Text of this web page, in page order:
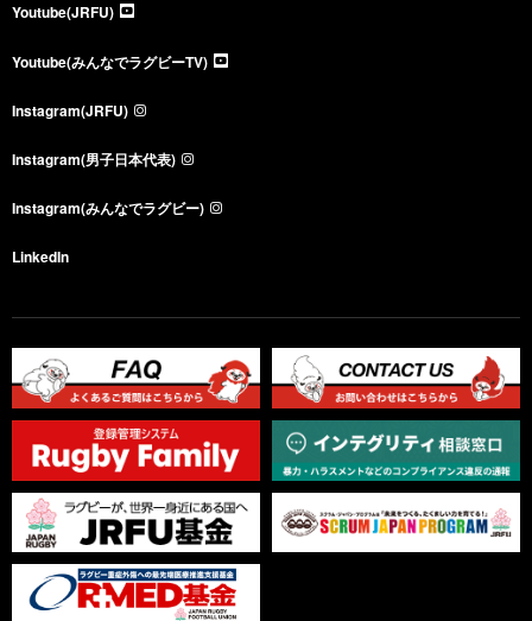
Youtube(JRFU)
Youtube(みんなでラグビーTV)
Instagram(JRFU)
Instagram(男子日本代表)
Instagram(みんなでラグビー)
LinkedIn